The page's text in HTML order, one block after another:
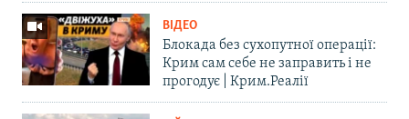
ВІДЕО
Блокада без сухопутної операції:
Крим сам себе не заправить і не
прогодує | Крим.Реалії